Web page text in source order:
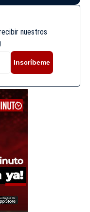
nuestros
Inscríbeme